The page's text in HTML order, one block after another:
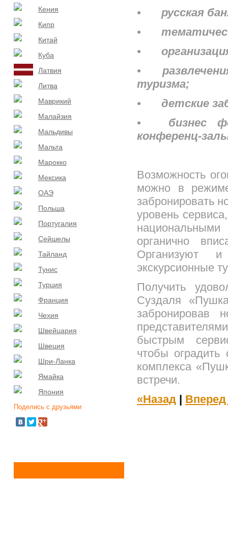
Кения
Кипр
Китай
Куба
Латвия
Литва
Маврикий
Малайзия
Мальдивы
Мальта
Марокко
Мексика
ОАЭ
Польша
Португалия
Сейшелы
Тайланд
Тунис
Турция
Франция
Чехия
Швейцария
Швеция
Шри-Ланка
Ямайка
Япония
Поделись с друзьями
•
русская
•
•
•
туризма;
•
детские
•
бизнес
конференц-
Возможность
можно в
забронировать
уровень
национальными
органично
Организуют
экскурсионные
Получить
Суздаля
забронировав
быстрым
чтобы
комплекса
встречи.
«Назад | Вперед